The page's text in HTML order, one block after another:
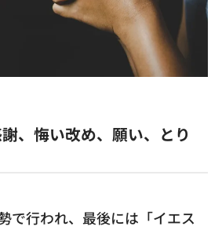
、悔い改め、願い、とり
で行われ、最後には「イエス